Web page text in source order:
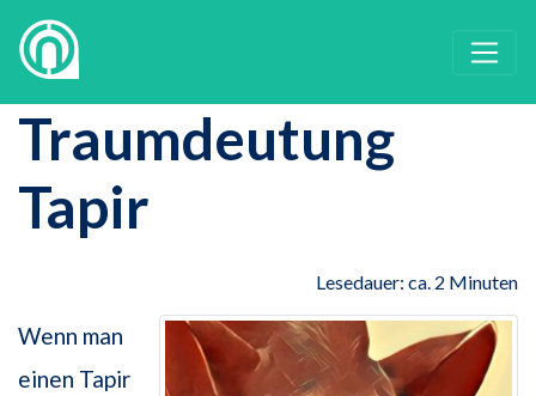
Traumdeutung
Tapir
Lesedauer: ca. 2 Minuten
Wenn man
einen Tapir